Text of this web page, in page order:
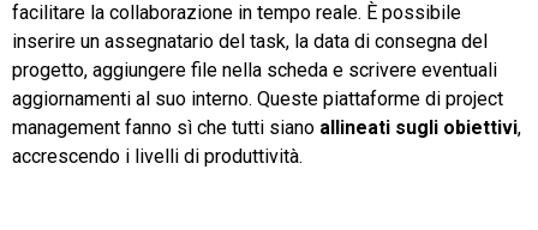
facilitare la collaborazione in tempo reale. È possibile
inserire un assegnatario del task, la data di consegna del
progetto, aggiungere file nella scheda e scrivere eventuali
aggiornamenti al suo interno. Queste piattaforme di project
management fanno sì che tutti siano allineati sugli obiettivi,
accrescendo i livelli di produttività.